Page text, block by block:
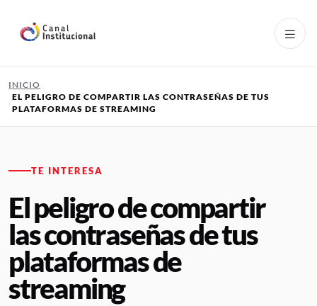
INICIO
EL PELIGRO DE COMPARTIR LAS CONTRASEÑAS DE TUS
PLATAFORMAS DE STREAMING
TE INTERESA
El peligro de compartir
las contraseñas de tus
plataformas de
streaming